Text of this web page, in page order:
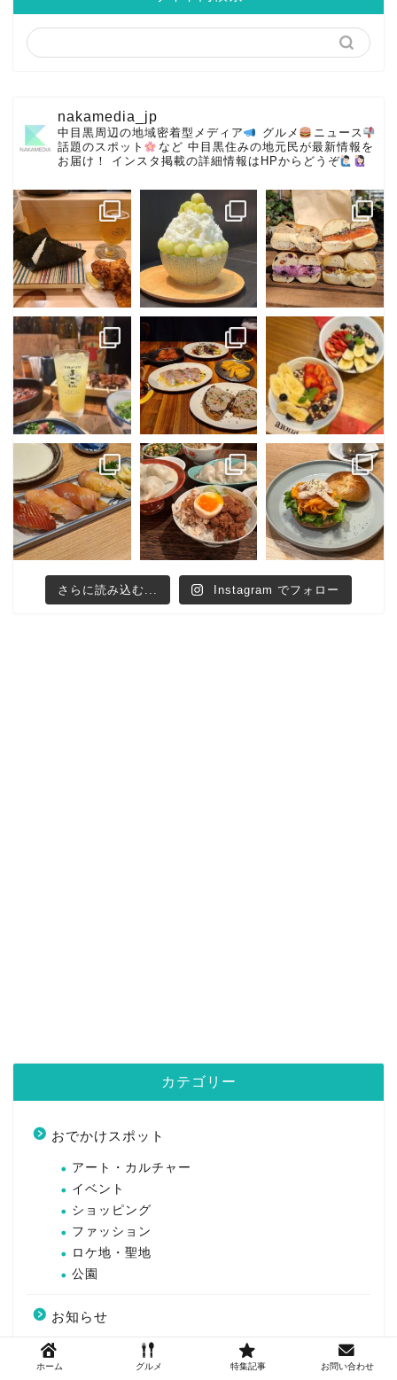
nakamedia_jp
中目黒周辺の地域密着型メディア グルメ
ニュース
話題のスポット
など 中目黒住みの地元民が最新情報を
お届け！
インスタ掲載の詳細情報はHPからどうぞ
さらに読み込む... Instagram でフォロー
カテゴリー
おでかけスポット
アート・カルチャー
イベント
ショッピング
ファッション
ロケ地・聖地
公園
お知らせ
まとめ・特集
ホーム グルメ 特集記事 お問い合わせ